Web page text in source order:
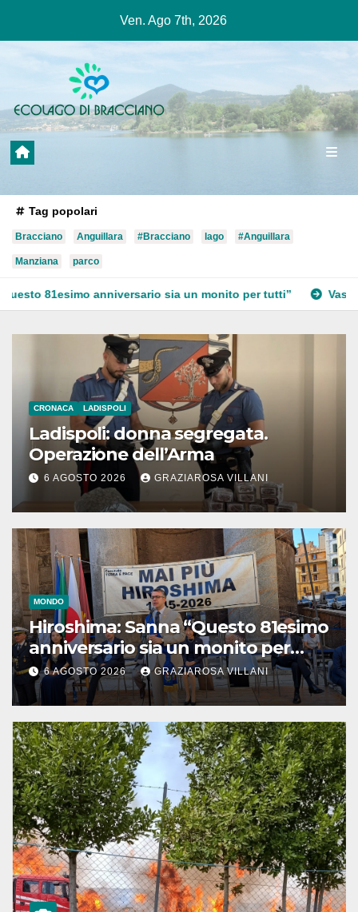
contenuto
Ven. Ago 7th, 2026
Tag popolari
Bracciano Anguillara #Bracciano lago #Anguillara
Manziana parco
sia un monito per tutti” Vasto incendio a Martignano
CRONACA LADISPOLI
Ladispoli: donna segregata.
Operazione dell’Arma
6 AGOSTO 2026 GRAZIAROSA VILLANI
MONDO
Hiroshima: Sanna “Questo 81esimo
anniversario sia un monito per
tutti”
6 AGOSTO 2026 GRAZIAROSA VILLANI